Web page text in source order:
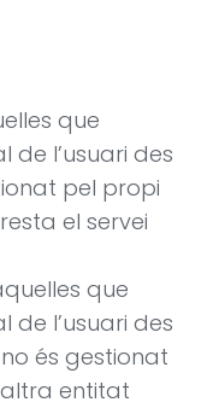
que
de l’usuari des
pel propi
el servei
que
de l’usuari des
és gestionat
altra entitat